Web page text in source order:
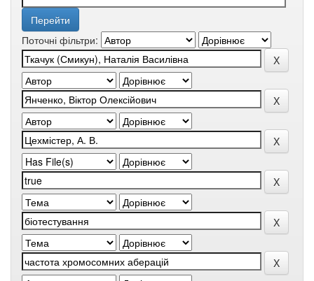
Поточні фільтри: